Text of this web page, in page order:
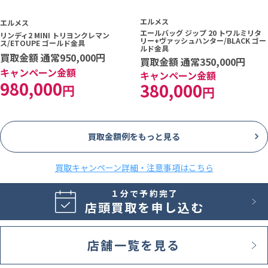
エルメス
リンディ2 MINI トリヨンクレマン
ス/ETOUPE ゴールド金具
買取金額 通常950,000円
キャンペーン金額
980,000円
エルメス
エールバッグ ジップ 20 トワルミリタ
リー+ヴァッシュハンター/BLACK ゴー
ルド金具
買取金額 通常350,000円
キャンペーン金額
380,000円
買取金額例をもっと見る
買取キャンペーン詳細・注意事項はこちら
１分で予約完了
店頭買取を申し込む
店舗一覧を見る